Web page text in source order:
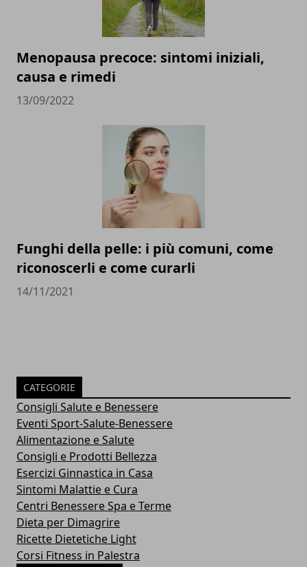
Menopausa precoce: sintomi iniziali,
causa e rimedi
13/09/2022
Funghi della pelle: i più comuni, come
riconoscerli e come curarli
14/11/2021
CATEGORIE
Consigli Salute e Benessere
Eventi Sport-Salute-Benessere
Alimentazione e Salute
Consigli e Prodotti Bellezza
Esercizi Ginnastica in Casa
Sintomi Malattie e Cura
Centri Benessere Spa e Terme
Dieta per Dimagrire
Ricette Dietetiche Light
Corsi Fitness in Palestra